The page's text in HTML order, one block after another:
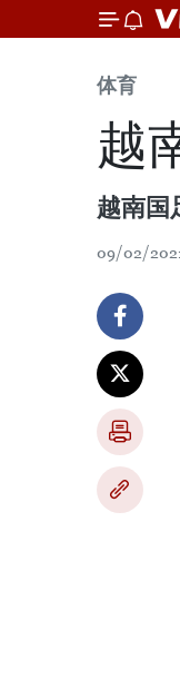
体育
越
越南国
09/02/